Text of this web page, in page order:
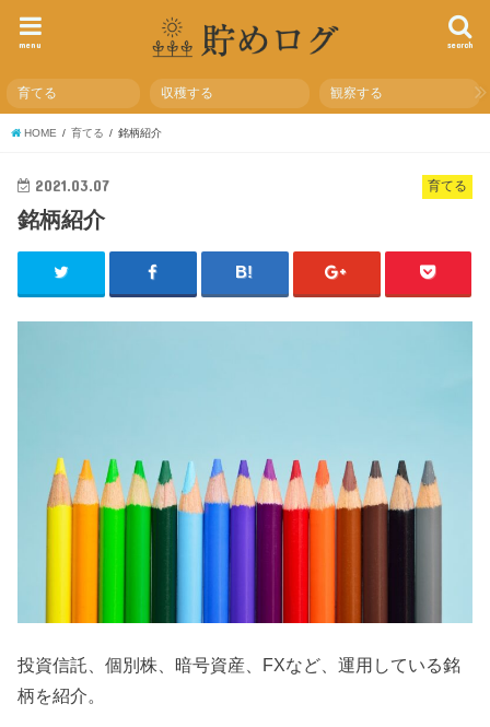
search
menu
育てる 収穫する 観察する
HOME 育てる 銘柄紹介
育てる
2021.03.07
銘柄紹介
投資信託、個別株、暗号資産、FXなど、運用している銘
柄を紹介。